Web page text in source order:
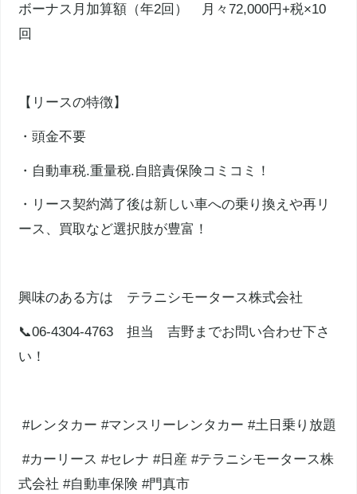
ボーナス月加算額（年2回） 月々72,000円+税×10
回
【リースの特徴】
・頭金不要
・自動車税.重量税.自賠責保険コミコミ！
・リース契約満了後は新しい車への乗り換えや再リ
ース、買取など選択肢が豊富！
興味のある方は テラニシモータース株式会社
📞06-4304-4763 担当 吉野までお問い合わせ下さ
い！
#レンタカー #マンスリーレンタカー #土日乗り放題
#カーリース #セレナ #日産 #テラニシモータース株
式会社 #自動車保険 #門真市